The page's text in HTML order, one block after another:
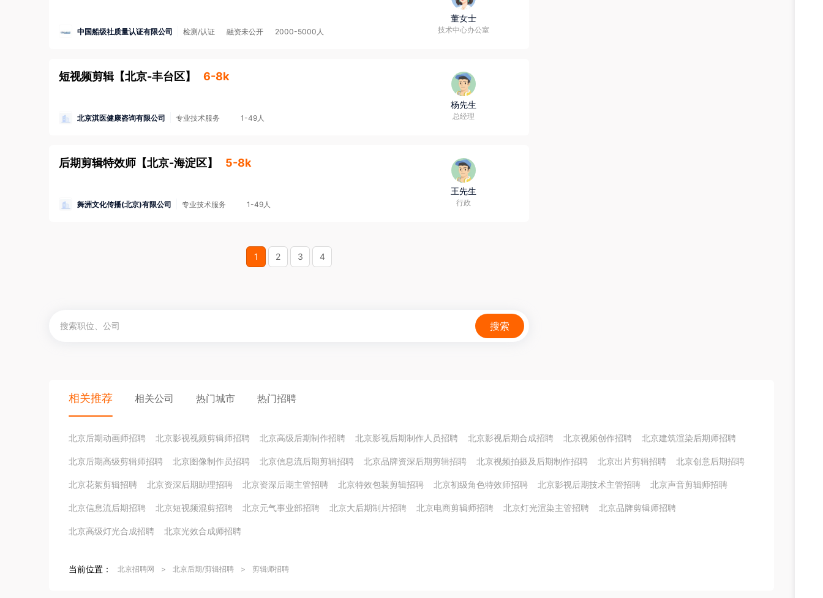
中国船级社质量认证有限公司 检测/认证 融资未公开 2000-5000人
董女士
技术中心办公室
短视频剪辑 【北京-丰台区】 6-8k
北京淇医健康咨询有限公司 专业技术服务 1-49人
杨先生
总经理
后期剪辑特效师 【北京-海淀区】 5-8k
舞洲文化传播(北京)有限公司 专业技术服务 1-49人
王先生
行政
1 2 3 4
搜索
相关推荐 相关公司 热门城市 热门招聘
北京后期动画师招聘 北京影视视频剪辑师招聘 北京高级后期制作招聘 北京影视后期制作人员招聘 北京影视后期合成招聘 北京视频创作招聘 北京建筑渲染后期师招聘
北京后期高级剪辑师招聘 北京图像制作员招聘 北京信息流后期剪辑招聘 北京品牌资深后期剪辑招聘 北京视频拍摄及后期制作招聘 北京出片剪辑招聘 北京创意后期招聘
北京花絮剪辑招聘 北京资深后期助理招聘 北京资深后期主管招聘 北京特效包装剪辑招聘 北京初级角色特效师招聘 北京影视后期技术主管招聘 北京声音剪辑师招聘
北京信息流后期招聘 北京短视频混剪招聘 北京元气事业部招聘 北京大后期制片招聘 北京电商剪辑师招聘 北京灯光渲染主管招聘 北京品牌剪辑师招聘
北京高级灯光合成招聘 北京光效合成师招聘
当前位置： 北京招聘网 > 北京后期/剪辑招聘 > 剪辑师招聘